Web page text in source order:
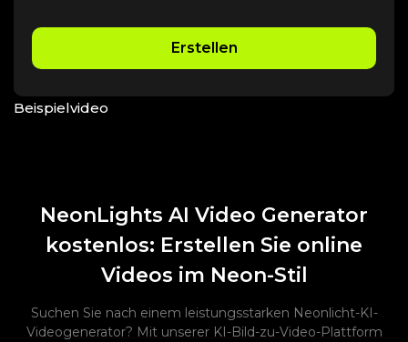
Erstellen
Beispielvideo
NeonLights AI Video Generator
kostenlos: Erstellen Sie online
Videos im Neon-Stil
Suchen Sie nach einem leistungsstarken Neonlicht-KI-
Videogenerator? Mit unserer KI-Bild-zu-Video-Plattform